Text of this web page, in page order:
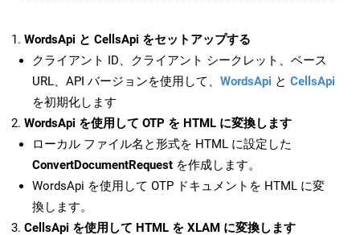
WordsApi と CellsApi をセットアップする
クライアント ID、クライアント シークレット、ベース
URL、API バージョンを使用して、 WordsApi と CellsApi
を初期化します
WordsApi を使用して OTP を HTML に変換します
ローカル ファイル名と形式を HTML に設定した
ConvertDocumentRequest を作成します。
WordsApi を使用して OTP ドキュメントを HTML に変
換します。
CellsApi を使用して HTML を XLAM に変換します